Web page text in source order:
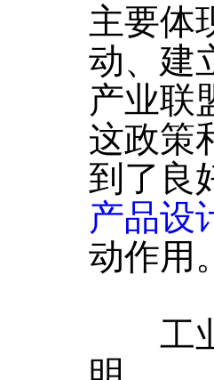
主要体
动、建
产业联
这政策
到了良
产品设
动作用。
工业